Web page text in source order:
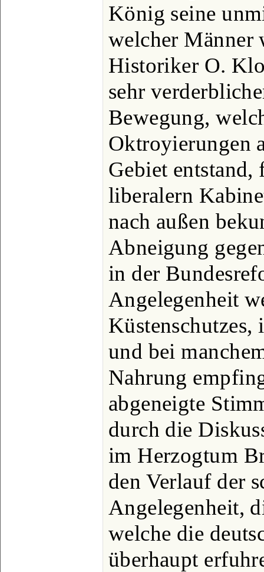
König seine
welcher Männer
Historiker O.
sehr
Bewegung,
Oktroyierungen
Gebiet
liberalern
nach außen
Abneigung
in der
Angelegenheit
und bei
Nahrung
abgeneigte
durch die
im Herzogtum
den Verlauf der
Angelegenheit,
welche die
überhaupt